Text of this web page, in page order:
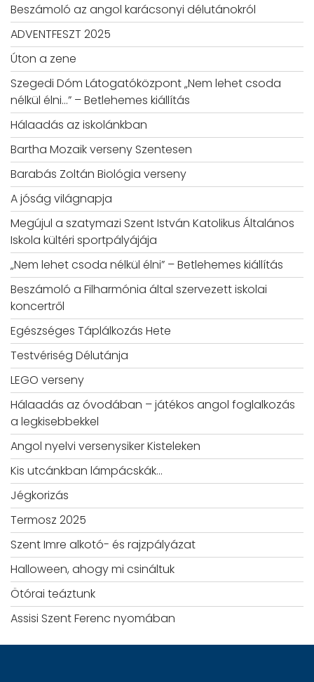
Beszámoló az angol karácsonyi délutánokról
ADVENTFESZT 2025
Úton a zene
Szegedi Dóm Látogatóközpont „Nem lehet csoda
nélkül élni…” – Betlehemes kiállítás
Hálaadás az iskolánkban
Bartha Mozaik verseny Szentesen
Barabás Zoltán Biológia verseny
A jóság világnapja
Megújul a szatymazi Szent István Katolikus Általános
Iskola kültéri sportpályájája
„Nem lehet csoda nélkül élni” – Betlehemes kiállítás
Beszámoló a Filharmónia által szervezett iskolai
koncertről
Egészséges Táplálkozás Hete
Testvériség Délutánja
LEGO verseny
Hálaadás az óvodában – játékos angol foglalkozás
a legkisebbekkel
Angol nyelvi versenysiker Kisteleken
Kis utcánkban lámpácskák…
Jégkorizás
Termosz 2025
Szent Imre alkotó- és rajzpályázat
Halloween, ahogy mi csináltuk
Ötórai teáztunk
Assisi Szent Ferenc nyomában